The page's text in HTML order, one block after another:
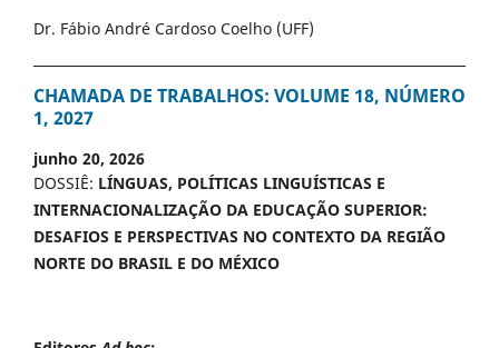
Dr. Fábio André Cardoso Coelho (UFF)
CHAMADA DE TRABALHOS: VOLUME 18, NÚMERO
1, 2027
junho 20, 2026
DOSSIÊ: LÍNGUAS, POLÍTICAS LINGUÍSTICAS E
INTERNACIONALIZAÇÃO DA EDUCAÇÃO SUPERIOR:
DESAFIOS E PERSPECTIVAS NO CONTEXTO DA REGIÃO
NORTE DO BRASIL E DO MÉXICO